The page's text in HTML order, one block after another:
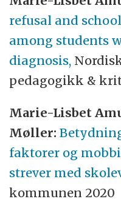
refusal and
among students
diagnosis,
pedagogikk &
Marie-Lisbet
Møller:
faktorer og
strever med
kommunen 2020